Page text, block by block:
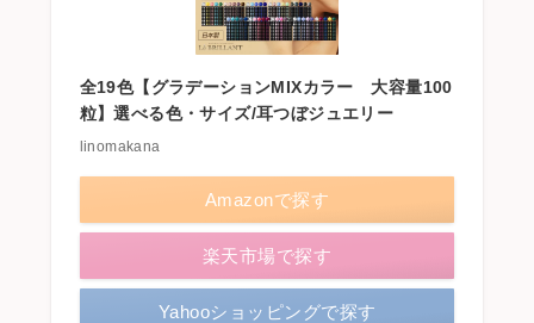
全19色【グラデーションMIXカラー 大容量100
粒】選べる色・サイズ/耳つぼジュエリー
linomakana
Amazonで探す
楽天市場で探す
Yahooショッピングで探す